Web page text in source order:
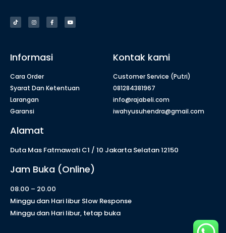
Informasi
Cara Order
Syarat Dan Ketentuan
Larangan
Garansi
Kontak kami
Customer Service (Putri)
081284381967
info@rajabeli.com
iwahyusuhendra@gmail.com
Alamat
Duta Mas Fatmawati C1 / 10 Jakarta Selatan 12150
Jam Buka (Online)
08.00 – 20.00
Minggu dan Hari libur Slow Response
Minggu dan Hari libur, tetap buka